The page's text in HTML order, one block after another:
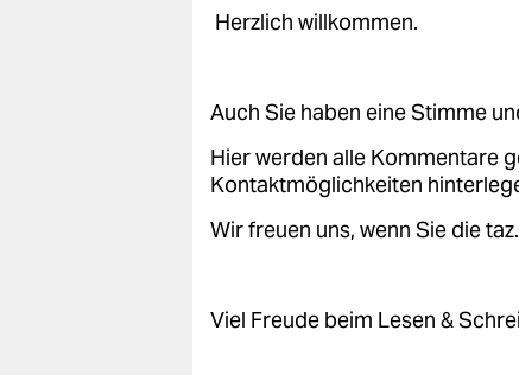
Herzlich willkommen.
Auch Sie haben eine Stimme
Hier werden alle Kommentare
Kontaktmöglichkeiten
Wir freuen uns, wenn Sie die
Viel Freude beim Lesen &